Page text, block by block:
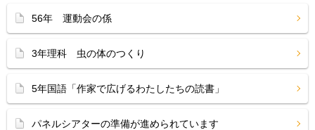
56年 運動会の係
3年理科 虫の体のつくり
5年国語「作家で広げるわたしたちの読書」
パネルシアターの準備が進められています